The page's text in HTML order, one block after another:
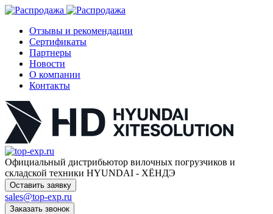
Отзывы и рекомендации
Сертификаты
Партнеры
Новости
О компании
Контакты
Официальный дистрибьютор вилочных погрузчиков и
складской техники HYUNDAI - ХЁНДЭ
Оставить заявку
sales@top-exp.ru
Заказать звонок